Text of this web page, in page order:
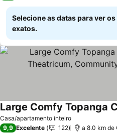
Selecione as datas para ver
exatos.
Casa/apartamento inteiro
Ver preços
9,9 Excelente 122 a 8.0 km de